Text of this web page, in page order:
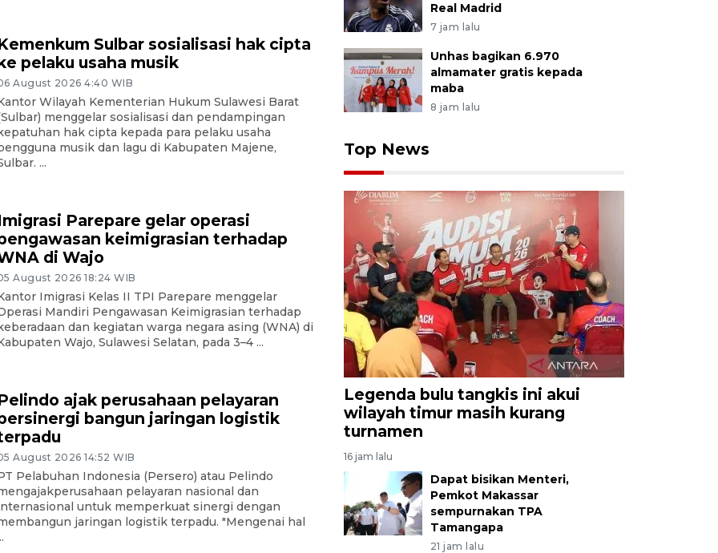
Sulbar sosialisasi hak cipta
pelaku usaha musik
August 2026 4:40 WIB
Wilayah Kementerian Hukum Sulawesi Barat
menggelar sosialisasi dan pendampingan
hak cipta kepada para pelaku usaha
musik dan lagu di Kabupaten Majene,
...
Parepare gelar operasi
keimigrasian terhadap
di Wajo
August 2026 18:24 WIB
Imigrasi Kelas II TPI Parepare menggelar
Mandiri Pengawasan Keimigrasian terhadap
dan kegiatan warga negara asing (WNA) di
Wajo, Sulawesi Selatan, pada 3–4 ...
ajak perusahaan pelayaran
bangun jaringan logistik
August 2026 14:52 WIB
Pelabuhan Indonesia (Persero) atau Pelindo
pelayaran nasional dan
untuk memperkuat sinergi dengan
jaringan logistik terpadu. "Mengenai hal
Real Madrid
7 jam lalu
Unhas bagikan 6.970
almamater gratis kepada
maba
8 jam lalu
Top News
Legenda bulu tangkis ini akui
wilayah timur masih kurang
turnamen
16 jam lalu
Dapat bisikan Menteri,
Pemkot Makassar
sempurnakan TPA
Tamangapa
21 jam lalu